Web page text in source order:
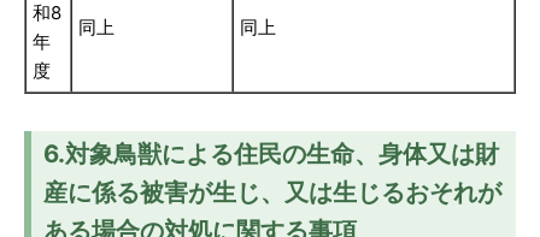
和8
年
度
同上 同上
6.対象鳥獣による住民の生命、身体又は財
産に係る被害が生じ、又は生じるおそれが
ある場合の対処に関する事項